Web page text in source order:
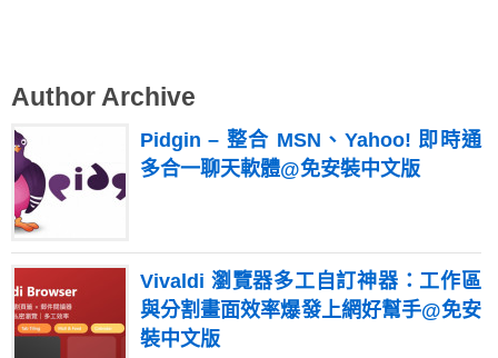
Author Archive
Pidgin – 整合 MSN、Yahoo! 即時通
多合一聊天軟體@免安裝中文版
Vivaldi 瀏覽器多工自訂神器：工作區
與分割畫面效率爆發上網好幫手@免安
裝中文版